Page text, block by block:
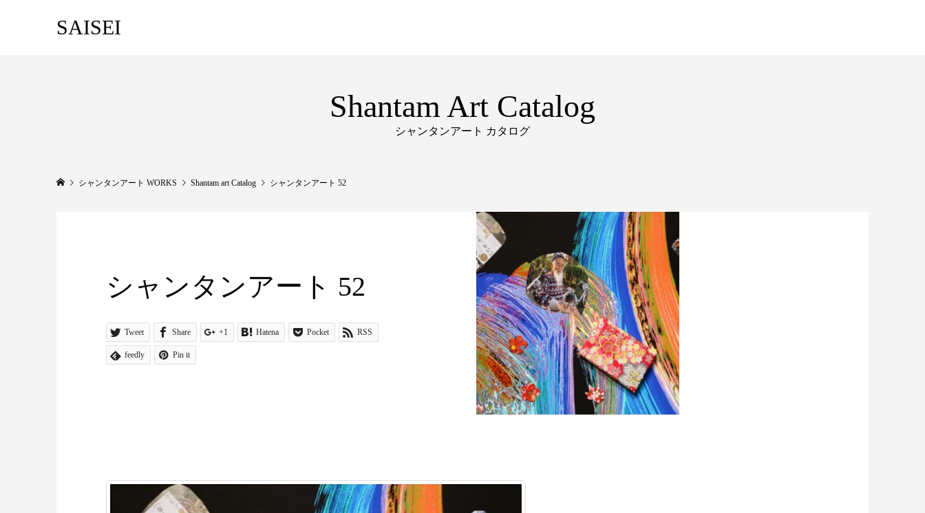
SAISEI
Shantam Art Catalog
シャンタンアート カタログ
シャンタンアート WORKS Shantam art Catalog シャンタンアート 52
シャンタンアート 52
Tweet Share +1 Hatena Pocket RSS
feedly Pin it